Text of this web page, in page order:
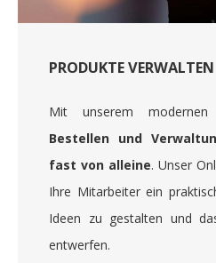
PRODUKTE VERWALTEN
Mit unserem
Bestellen und
fast von alleine. Unser
Ihre Mitarbeiter ein
Ideen zu gestalten und
entwerfen.